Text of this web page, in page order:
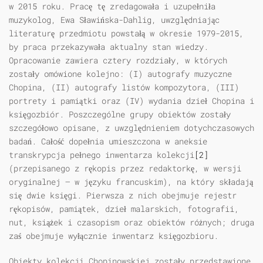
w 2015 roku. Pracę tę zredagowała i uzupełniła
muzykolog, Ewa Sławińska-Dahlig, uwzględniając
literaturę przedmiotu powstałą w okresie 1979-2015,
by praca przekazywała aktualny stan wiedzy.
Opracowanie zawiera cztery rozdziały, w których
zostały omówione kolejno: (I) autografy muzyczne
Chopina, (II) autografy listów kompozytora, (III)
portrety i pamiątki oraz (IV) wydania dzieł Chopina i
księgozbiór. Poszczególne grupy obiektów zostały
szczegółowo opisane, z uwzględnieniem dotychczasowych
badań. Całość dopełnia umieszczona w aneksie
transkrypcja pełnego inwentarza kolekcji[2]
(przepisanego z rękopis przez redaktorkę, w wersji
oryginalnej — w języku francuskim), na który składają
się dwie księgi. Pierwsza z nich obejmuje rejestr
rękopisów, pamiątek, dzieł malarskich, fotografii,
nut, książek i czasopism oraz obiektów różnych; druga
zaś obejmuje wyłącznie inwentarz księgozbioru.